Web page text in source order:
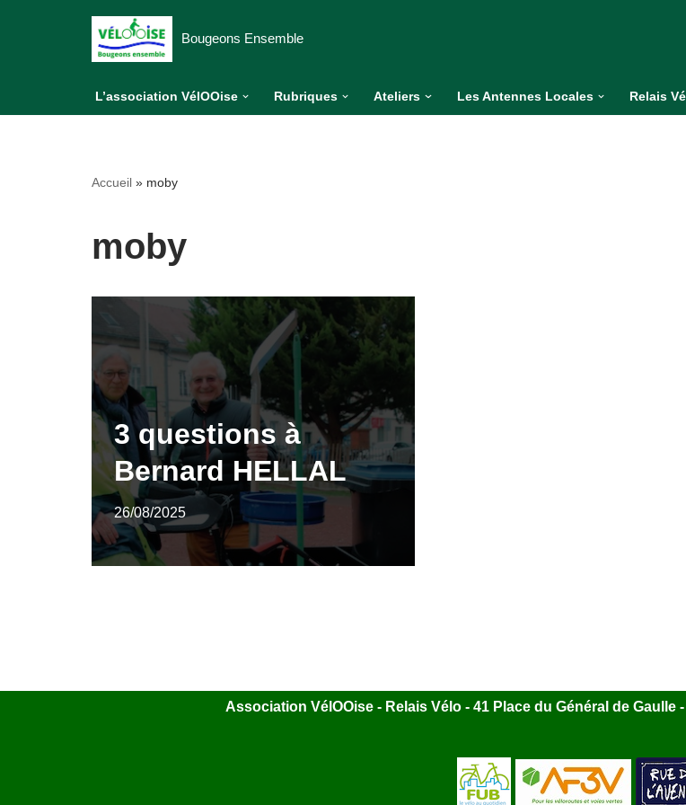
Bougeons Ensemble
L’association VélOOise Rubriques Ateliers Les Antennes Locales Relais
Accueil » moby
moby
3 questions à
Bernard HELLAL
26/08/2025
Association VélOOise - Relais Vélo - 41 Place du Général de Gaulle